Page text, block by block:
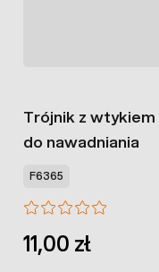
Trójnik z wtykiem
do nawadniania
F6365
11,00 zł